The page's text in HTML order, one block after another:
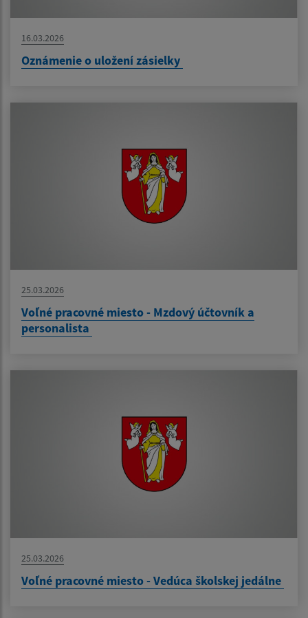
16.03.2026
Oznámenie o uložení zásielky
25.03.2026
Voľné pracovné miesto - Mzdový účtovník a
personalista
25.03.2026
Voľné pracovné miesto - Vedúca školskej jedálne